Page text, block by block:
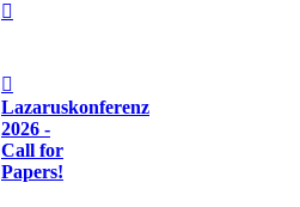
Lazaruskonferenz
2026 -
Call for
Papers!